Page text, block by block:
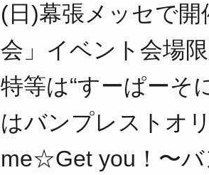
(日)幕張メッセで
会」イベント会場
特等は“すーぱーそ
はバンプレストオ
me☆Get you！〜